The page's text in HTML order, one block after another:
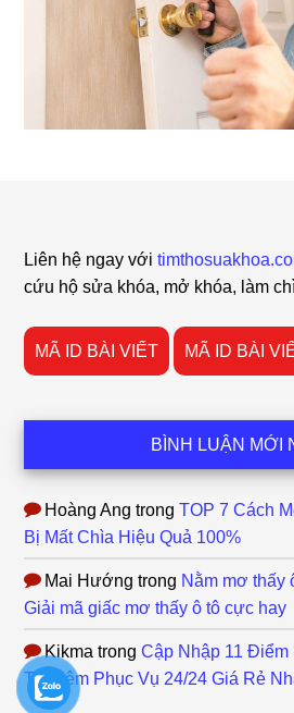
Liên hệ ngay với
cứu hộ sửa khóa, mở khóa, làm
MÃ ID BÀI VIẾT MÃ ID BÀI
BÌNH LUẬN MỚI
Hoàng Ang trongTOP 7 Cách
Bị Mất Chìa Hiệu Quả 100%
Mai Hướng trong Nằm mơ thấy
Giải mã giấc mơ thấy ô tô cực hay
Kikma trongCập Nhập 11
Từ Liêm Phục Vụ 24/24 Giá Rẻ